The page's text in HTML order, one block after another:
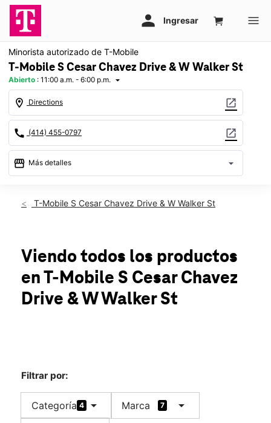
Minorista autorizado de T-Mobile
T-Mobile S Cesar Chavez Drive & W Walker St
Abierto : 11:00 a.m. - 6:00 p.m. arrow_drop_down
location_on Directions open_in_new
call (414) 455-0797 open_in_new
storefront Más detalles arrow_drop_down
Dom.:11:00 a.m. a 6:00 p.m.
Jue.:10:00 a.m. a 7:00 p.m.
Vie.:10:00 a.m. a 7:00 p.m.
Sáb.: 10:00 a.m. a 7:00 p.m.
905 S Cesar Chavez Drive Milwaukee, WI 53204
T-Mobile S Cesar Chavez Drive & W Walker St
Viendo todos los productos
en T-Mobile S Cesar Chavez
Drive & W Walker St
Filtrar por:
Categoría 4 arrow_drop_down Marca 7 arrow_drop_down